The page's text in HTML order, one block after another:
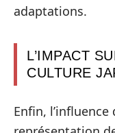
adaptations.
L’IMPACT
CULTURE
Enfin, l’influence